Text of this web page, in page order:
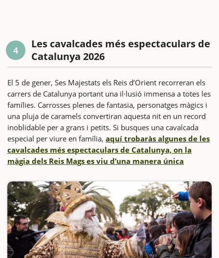
4
Les cavalcades més espectaculars de
Catalunya 2026
El 5 de gener, Ses Majestats els Reis d’Orient recorreran els
carrers de Catalunya portant una il·lusió immensa a totes les
famílies. Carrosses plenes de fantasia, personatges màgics i
una pluja de caramels convertiran aquesta nit en un record
inoblidable per a grans i petits. Si busques una cavalcada
especial per viure en família, aquí trobaràs algunes de les
cavalcades més espectaculars de Catalunya, on la
màgia dels Reis Mags es viu d’una manera única